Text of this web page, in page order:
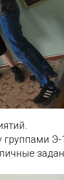
группами